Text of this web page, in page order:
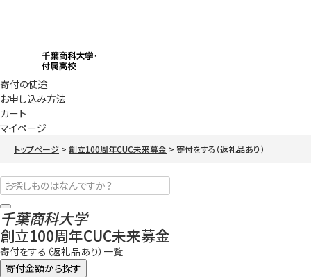
寄付の使途
お申し込み方法
カート
マイページ
トップページ 創立100周年CUC未来募金 寄付をする（返礼品あり）
千葉商科大学
創立100周年CUC未来募金
寄付をする（返礼品あり）一覧
寄付金額から探す